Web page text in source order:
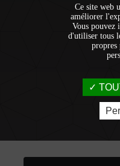
Ce site web
améliorer
Vous pouvez
d'utiliser tous
propres